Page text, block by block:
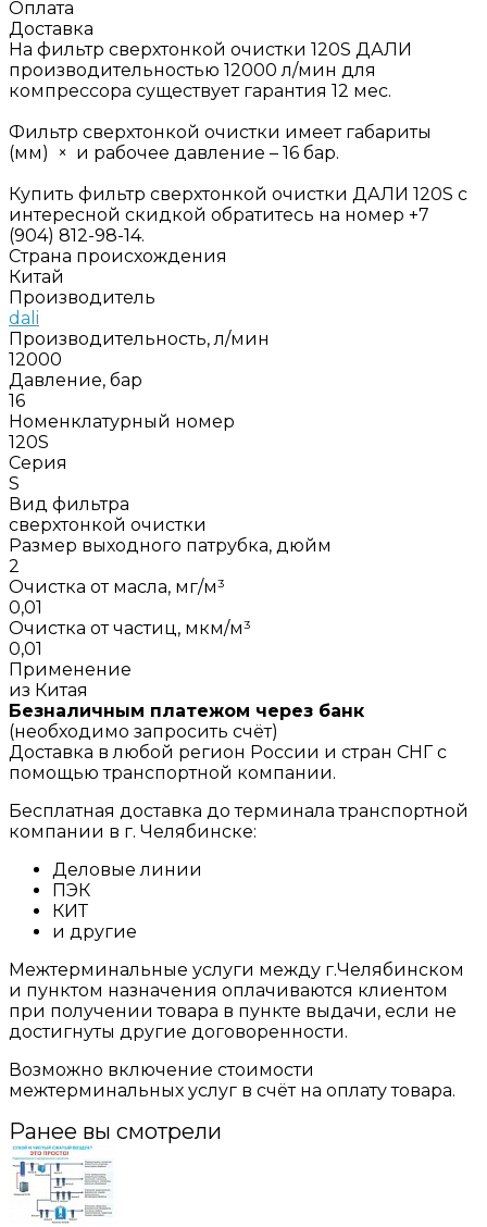
Оплата
Доставка
На фильтр сверхтонкой очистки 120S ДАЛИ
производительностью 12000 л/мин для
компрессора существует гарантия 12 мес.
Фильтр сверхтонкой очистки имеет габариты
(мм) × и рабочее давление – 16 бар.
Купить фильтр сверхтонкой очистки ДАЛИ 120S с
интересной скидкой обратитесь на номер +7
(904) 812-98-14.
Страна происхождения
Китай
Производитель
dali
Производительность, л/мин
12000
Давление, бар
16
Номенклатурный номер
120S
Серия
S
Вид фильтра
сверхтонкой очистки
Размер выходного патрубка, дюйм
2
Очистка от масла, мг/м³
0,01
Очистка от частиц, мкм/м³
0,01
Применение
из Китая
Безналичным платежом через банк
(необходимо запросить счёт)
Доставка в любой регион России и стран СНГ с
помощью транспортной компании.
Бесплатная доставка до терминала транспортной
компании в г. Челябинске:
Деловые линии
ПЭК
КИТ
и другие
Межтерминальные услуги между г.Челябинском
и пунктом назначения оплачиваются клиентом
при получении товара в пункте выдачи, если не
достигнуты другие договоренности.
Возможно включение стоимости
межтерминальных услуг в счёт на оплату товара.
Ранее вы смотрели